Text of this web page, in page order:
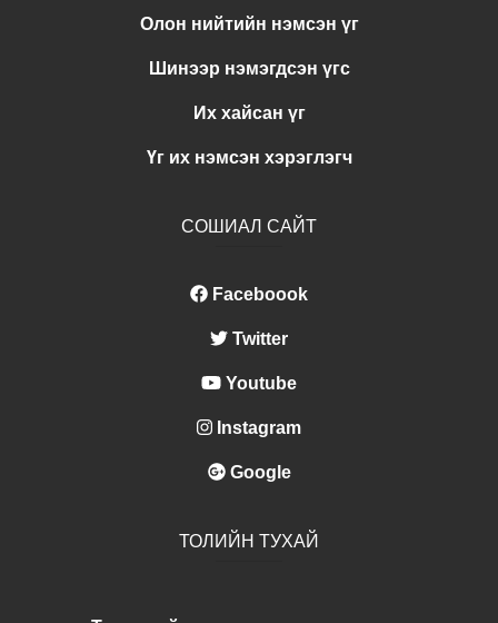
Олон нийтийн нэмсэн үг
Шинээр нэмэгдсэн үгс
Их хайсан үг
Үг их нэмсэн хэрэглэгч
СОШИАЛ САЙТ
Faceboook
Twitter
Youtube
Instagram
Google
ТОЛИЙН ТУХАЙ